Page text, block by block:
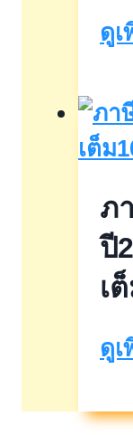
ดูเ
ภ
ปี
เ
ดูเ